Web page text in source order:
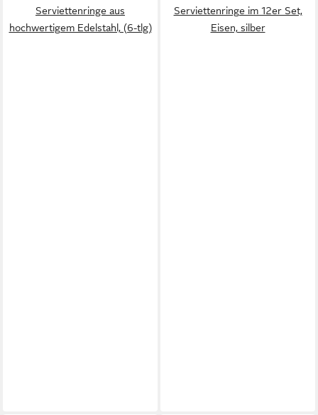
Serviettenringe aus
hochwertigem Edelstahl, (6-tlg)
Serviettenringe im 12er Set,
Eisen, silber